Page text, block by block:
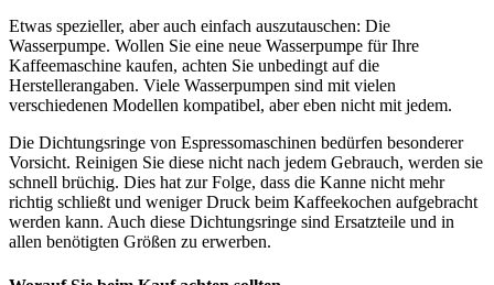
Etwas spezieller, aber auch einfach auszutauschen: Die
Wasserpumpe. Wollen Sie eine neue Wasserpumpe für Ihre
Kaffeemaschine kaufen, achten Sie unbedingt auf die
Herstellerangaben. Viele Wasserpumpen sind mit vielen
verschiedenen Modellen kompatibel, aber eben nicht mit jedem.
Die Dichtungsringe von Espressomaschinen bedürfen besonderer
Vorsicht. Reinigen Sie diese nicht nach jedem Gebrauch, werden sie
schnell brüchig. Dies hat zur Folge, dass die Kanne nicht mehr
richtig schließt und weniger Druck beim Kaffeekochen aufgebracht
werden kann. Auch diese Dichtungsringe sind Ersatzteile und in
allen benötigten Größen zu erwerben.